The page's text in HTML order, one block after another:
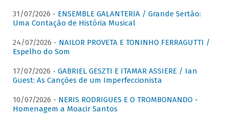
31/07/2026 - ENSEMBLE GALANTERIA / Grande Sertão:
Uma Contação de História Musical
24/07/2026 - NAILOR PROVETA E TONINHO FERRAGUTTI /
Espelho do Som
17/07/2026 - GABRIEL GESZTI E ITAMAR ASSIERE / Ian
Guest: As Canções de um Imperfeccionista
10/07/2026 - NERIS RODRIGUES E O TROMBONANDO -
Homenagem a Moacir Santos